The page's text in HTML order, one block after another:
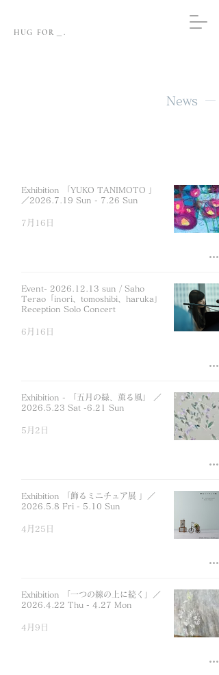
HUG FOR＿.
News
Exhibition 「YUKO TANIMOTO 」
／2026.7.19 Sun - 7.26 Sun
7月16日
Event- 2026.12.13 sun / Saho
Terao「inori、tomoshibi、haruka」
Reception Solo Concert
6月16日
Exhibition - 「五月の緑、薫る風」 ／
2026.5.23 Sat -6.21 Sun
5月2日
Exhibition 「飾るミニチュア展 」／
2026.5.8 Fri - 5.10 Sun
4月25日
Exhibition 「一つの線の上に続く」／
2026.4.22 Thu - 4.27 Mon
4月9日